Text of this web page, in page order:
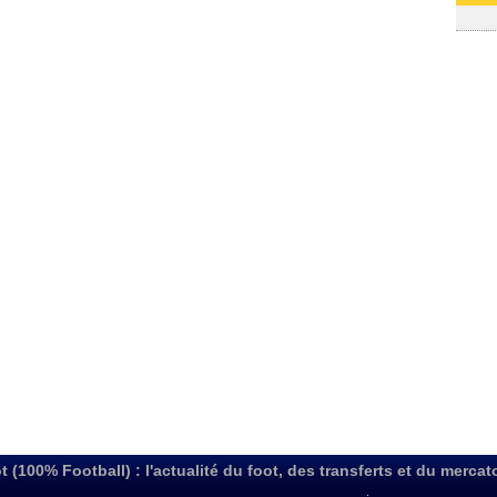
(100% Football) : l'actualité du foot, des transferts et du